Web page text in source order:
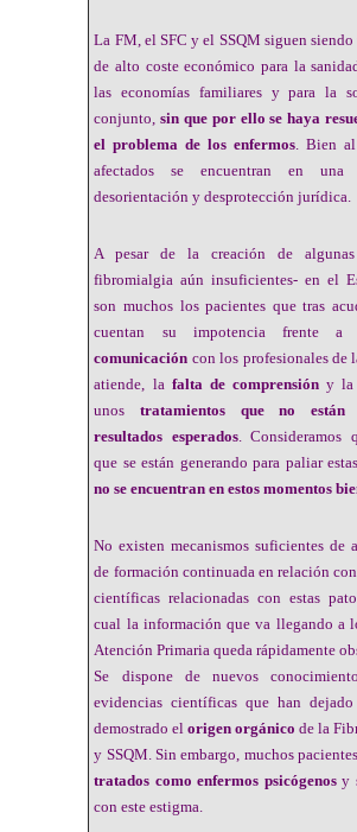
La FM, el SFC y el SSQM siguen
de alto coste económico para la
las economías familiares y para la
conjunto,sin que por ello se haya
el problema de los enfermos. Bien
afectados se encuentran en una
desorientación y desprotección jurídica.
A pesar de la creación de
fibromialgia aún insuficientes- en el
son muchos los pacientes que tras
cuentan su impotencia frente
comunicación con los profesionales de
atiende, la falta de comprensióny la
unostratamientos que no están
resultados esperados. Consideramos
que se están generando para paliar
no se encuentran en estos momentos
No existen mecanismos suficientes de
de formación continuada en relación
científicas relacionadas con estas
cual la información que va llegando a
Atención Primaria queda rápidamente
Se dispone de nuevos
evidencias científicas que han dejado
demostrado elorigen orgánico de la
y SSQM. Sin embargo, muchos
tratados como enfermos psicógenosy
con este estigma.